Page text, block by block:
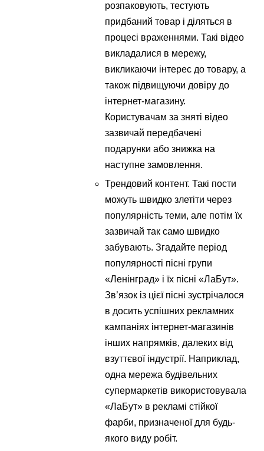
розпаковують, тестують
придбаний товар і діляться в
процесі враженнями. Такі відео
викладалися в мережу,
викликаючи інтерес до товару, а
також підвищуючи довіру до
інтернет-магазину.
Користувачам за зняті відео
зазвичай передбачені
подарунки або знижка на
наступне замовлення.
Трендовий контент. Такі пости
можуть швидко злетіти через
популярність теми, але потім їх
зазвичай так само швидко
забувають. Згадайте період
популярності пісні групи
«Ленінград» і їх пісні «ЛаБут».
Зв’язок із цієї пісні зустрічалося
в досить успішних рекламних
кампаніях інтернет-магазинів
інших напрямків, далеких від
взуттєвої індустрії. Наприклад,
одна мережа будівельних
супермаркетів використовувала
«ЛаБут» в рекламі стійкої
фарби, призначеної для будь-
якого виду робіт.